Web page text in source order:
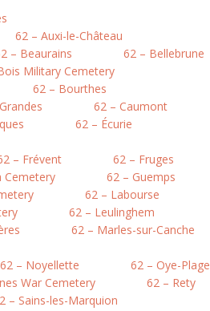
62 – Auxi-le-Château
– Beaurains
62 – Bellebrune
Military Cemetery
62 – Bourthes
62 – Caumont
62 – Écurie
– Frévent
62 – Fruges
Cemetery
62 – Guemps
62 – Labourse
62 – Leulinghem
62 – Marles-sur-Canche
62 – Noyellette
62 – Oye-Plage
War Cemetery
62 – Rety
– Sains-les-Marquion